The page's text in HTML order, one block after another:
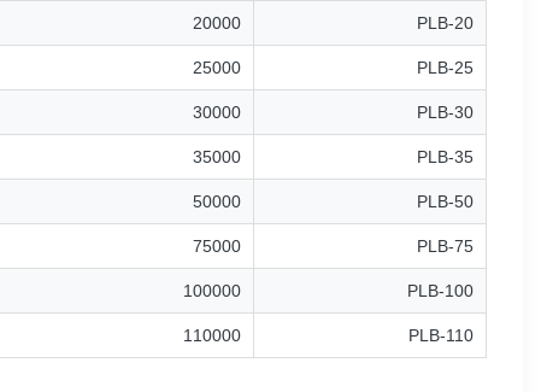
PLB-20
20000
PLB-25
25000
PLB-30
30000
PLB-35
35000
PLB-50
50000
PLB-75
75000
PLB-100
100000
PLB-110
110000